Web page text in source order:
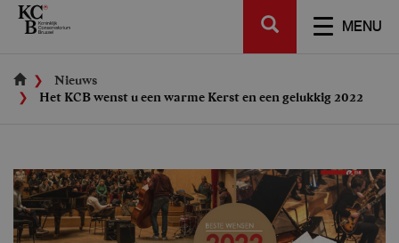
Skip
MENU
SEARCH
Nieuws
Het KCB wenst u een warme Kerst en een gelukkig 2022